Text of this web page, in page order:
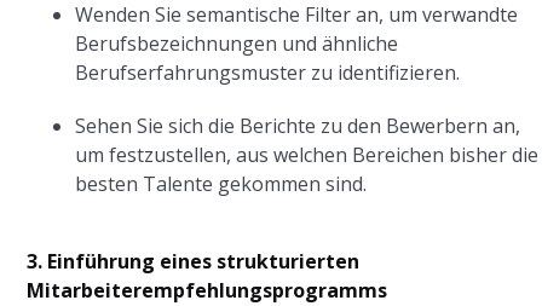
Wenden Sie semantische Filter an, um verwandte
Berufsbezeichnungen und ähnliche
Berufserfahrungsmuster zu identifizieren.
Sehen Sie sich die Berichte zu den Bewerbern an,
um festzustellen, aus welchen Bereichen bisher die
besten Talente gekommen sind.
3. Einführung eines strukturierten
Mitarbeiterempfehlungsprogramms